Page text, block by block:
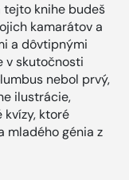
tejto knihe budeš
kamarátov a
a dôvtipnými
v skutočnosti
nebol prvý,
ilustrácie,
kvízy, ktoré
mladého génia z